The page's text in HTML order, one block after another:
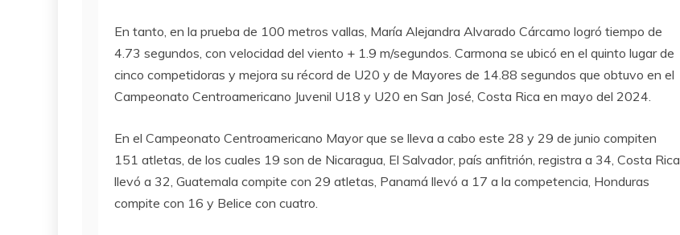
En tanto, en la prueba de 100 metros vallas, María Alejandra Alvarado Cárcamo logró tiempo de
4.73 segundos, con velocidad del viento + 1.9 m/segundos. Carmona se ubicó en el quinto lugar de
cinco competidoras y mejora su récord de U20 y de Mayores de 14.88 segundos que obtuvo en el
Campeonato Centroamericano Juvenil U18 y U20 en San José, Costa Rica en mayo del 2024.
En el Campeonato Centroamericano Mayor que se lleva a cabo este 28 y 29 de junio compiten
151 atletas, de los cuales 19 son de Nicaragua, El Salvador, país anfitrión, registra a 34, Costa Rica
llevó a 32, Guatemala compite con 29 atletas, Panamá llevó a 17 a la competencia, Honduras
compite con 16 y Belice con cuatro.